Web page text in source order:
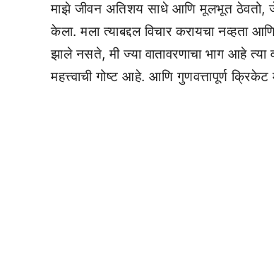
माझे जीवन अतिशय साधे आणि मूलभूत ठेवतो,
केला. मला त्याबद्दल विचार करायचा नव्हता
झाले नसते, मी ज्या वातावरणाचा भाग आहे त्या
महत्त्वाची गोष्ट आहे. आणि गुणवत्तापूर्ण क्रिकेट